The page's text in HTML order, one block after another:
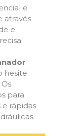
e
através
e
hesite
para
rápidas